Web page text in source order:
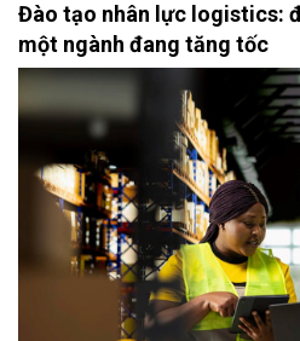
Đào tạo nhân lực logistics:
một ngành đang tăng tốc